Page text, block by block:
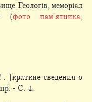
Геологів, меморіал
(фото пам'ятника,
: [краткие сведения о
- С. 4.